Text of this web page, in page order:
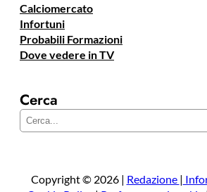
Calciomercato
Infortuni
Probabili Formazioni
Dove vedere in TV
Cerca
e
a
Copyright © 2026 | Redazione |